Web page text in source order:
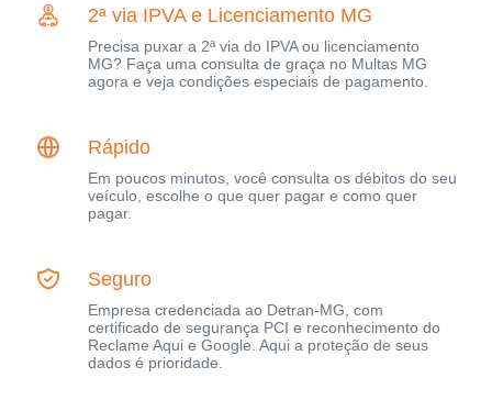
2ª via IPVA e Licenciamento MG
Precisa puxar a 2ª via do IPVA ou licenciamento
MG? Faça uma consulta de graça no Multas MG
agora e veja condições especiais de pagamento.
Rápido
Em poucos minutos, você consulta os débitos do seu
veículo, escolhe o que quer pagar e como quer
pagar.
Seguro
Empresa credenciada ao Detran-MG, com
certificado de segurança PCI e reconhecimento do
Reclame Aqui e Google. Aqui a proteção de seus
dados é prioridade.